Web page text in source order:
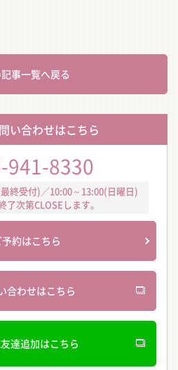
事一覧へ戻る
い合わせはこちら
941-8330
終受付)／10:00～13:00(日曜日)
次第CLOSEします。
予約はこちら
合わせはこちら
達追加はこちら